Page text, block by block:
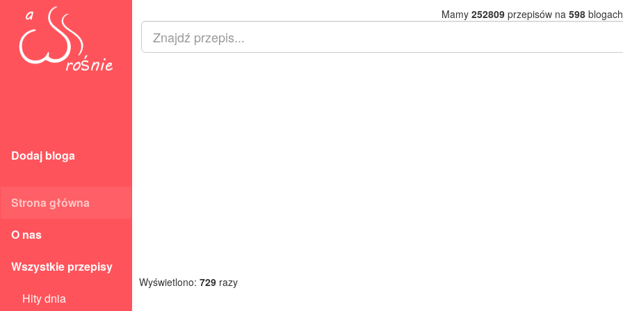
Dodaj bloga
Strona główna
O nas
Wszystkie przepisy
Hity dnia
Mamy 252809przepisów na 598
Wyświetlono: 729 razy